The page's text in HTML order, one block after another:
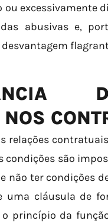
excessivamente
abusivas e,
relações
condições são
não ter condições
uma cláusula de
princípio da